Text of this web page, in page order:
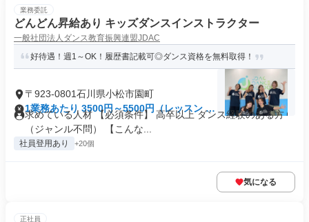
業務委託
どんどん昇給あり キッズダンスインストラクター
一般社団法人ダンス教育振興連盟JDAC
好待遇！週1～OK！履歴書記載可◎ダンス資格を無料取得！
〒923-0801石川県小松市園町
1業務あたり 3500円～5500円（レッスン 60
分）
求めている人材 【必須条件】 高卒以上 ダンス経験のある方
（ジャンル不問） 【こんな...
社員登用あり +20個
気になる
正社員